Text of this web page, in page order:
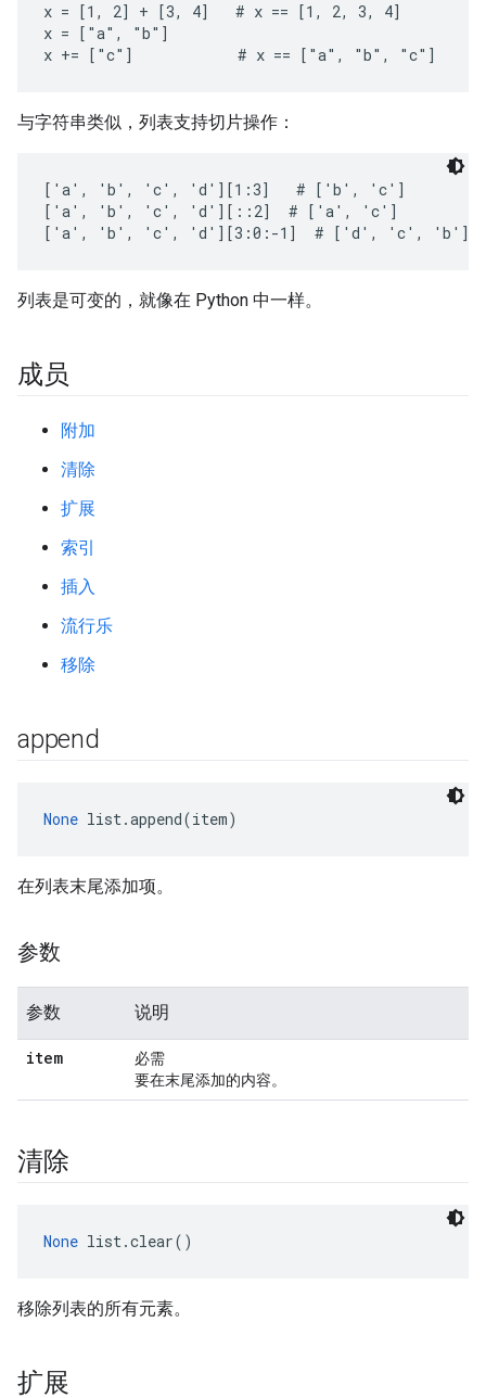
x = [1, 2] + [3, 4]   # x == [1, 2, 3, 4]
x = ["a", "b"]
x += ["c"]            # x == ["a", "b", "c"]
与字符串类似，列表支持切片操作：
['a', 'b', 'c', 'd'][1:3]   # ['b', 'c']
['a', 'b', 'c', 'd'][::2]  # ['a', 'c']
['a', 'b', 'c', 'd'][3:0:-1]  # ['d', 'c', 'b']
列表是可变的，就像在 Python 中一样。
成员
附加
清除
扩展
索引
插入
流行乐
移除
append
None list.append(item)
在列表末尾添加项。
参数
参数 说明
item
必需
要在末尾添加的内容。
清除
None list.clear()
移除列表的所有元素。
扩展